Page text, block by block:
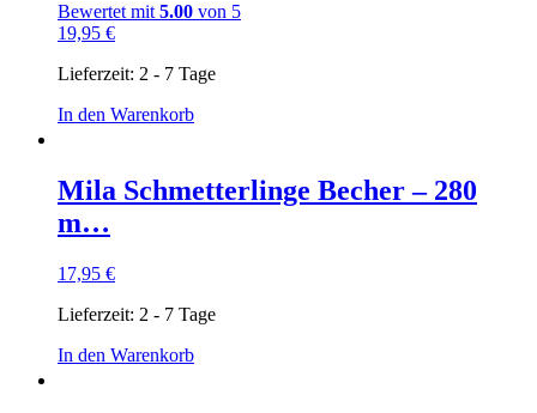
Bewertet mit 5.00 von 5
19,95 €
Lieferzeit: 2 - 7 Tage
In den Warenkorb
Mila Schmetterlinge Becher – 280
m…
17,95 €
Lieferzeit: 2 - 7 Tage
In den Warenkorb